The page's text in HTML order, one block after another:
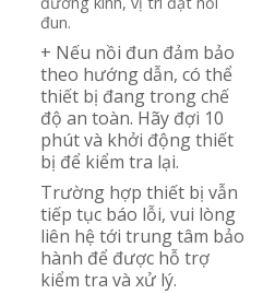
đun.
+ Nếu nồi đun đảm bảo
theo hướng dẫn, có thể
thiết bị đang trong chế
độ an toàn. Hãy đợi 10
phút và khởi động thiết
bị để kiểm tra lại.
Trường hợp thiết bị vẫn
tiếp tục báo lỗi, vui lòng
liên hệ tới trung tâm bảo
hành để được hỗ trợ
kiểm tra và xử lý.